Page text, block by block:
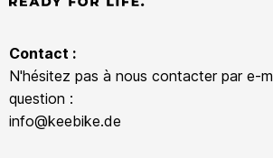
Contact :
N'hésitez pas à nous contacter par e-
question :
info@keebike.de